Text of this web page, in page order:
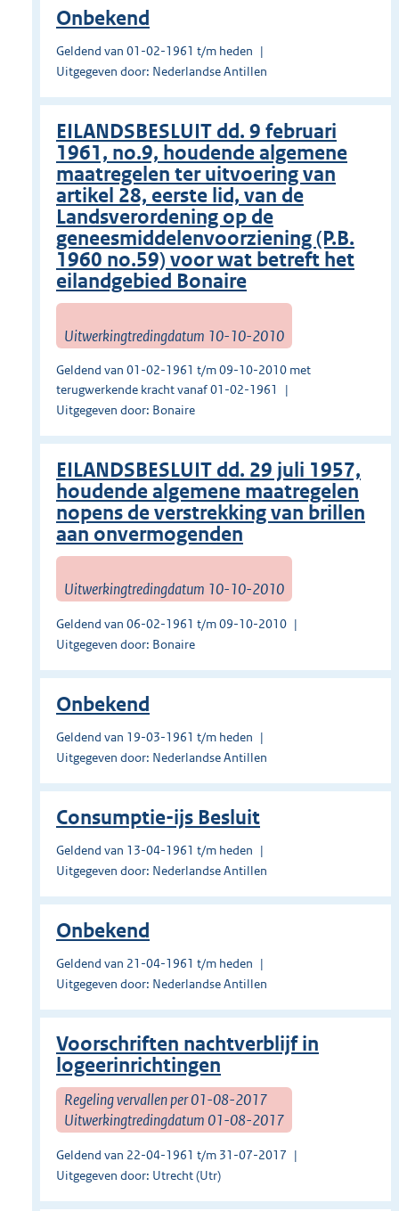
Onbekend
Geldend van 01-02-1961 t/m heden
Uitgegeven door: Nederlandse Antillen
EILANDSBESLUIT dd. 9 februari
1961, no.9, houdende algemene
maatregelen ter uitvoering van
artikel 28, eerste lid, van de
Landsverordening op de
geneesmiddelenvoorziening (P.B.
1960 no.59) voor wat betreft het
eilandgebied Bonaire
Uitwerkingtredingdatum 10-10-2010
Geldend van 01-02-1961 t/m 09-10-2010 met
terugwerkende kracht vanaf 01-02-1961
Uitgegeven door: Bonaire
EILANDSBESLUIT dd. 29 juli 1957,
houdende algemene maatregelen
nopens de verstrekking van brillen
aan onvermogenden
Uitwerkingtredingdatum 10-10-2010
Geldend van 06-02-1961 t/m 09-10-2010
Uitgegeven door: Bonaire
Onbekend
Geldend van 19-03-1961 t/m heden
Uitgegeven door: Nederlandse Antillen
Consumptie-ijs Besluit
Geldend van 13-04-1961 t/m heden
Uitgegeven door: Nederlandse Antillen
Onbekend
Geldend van 21-04-1961 t/m heden
Uitgegeven door: Nederlandse Antillen
Voorschriften nachtverblijf in
logeerinrichtingen
Regeling vervallen per 01-08-2017
Uitwerkingtredingdatum 01-08-2017
Geldend van 22-04-1961 t/m 31-07-2017
Uitgegeven door: Utrecht (Utr)